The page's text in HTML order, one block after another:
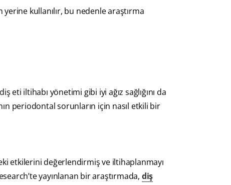
kullanılır, bu nedenle araştırma
eti iltihabı yönetimi gibi iyi ağız sağlığını da
periodontal sorunların için nasıl etkili bir
etkilerini değerlendirmiş ve iltihaplanmayı
yayınlanan bir araştırmada, diş